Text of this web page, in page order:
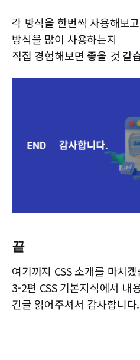
각 방식을 한번씩 사용해보
방식을 많이 사용하는지
직접 경험해보면 좋을 것 같
끝
여기까지 CSS 소개를 마치
3-2편 CSS 기본지식에서 내
긴글 읽어주셔서 감사합니다.